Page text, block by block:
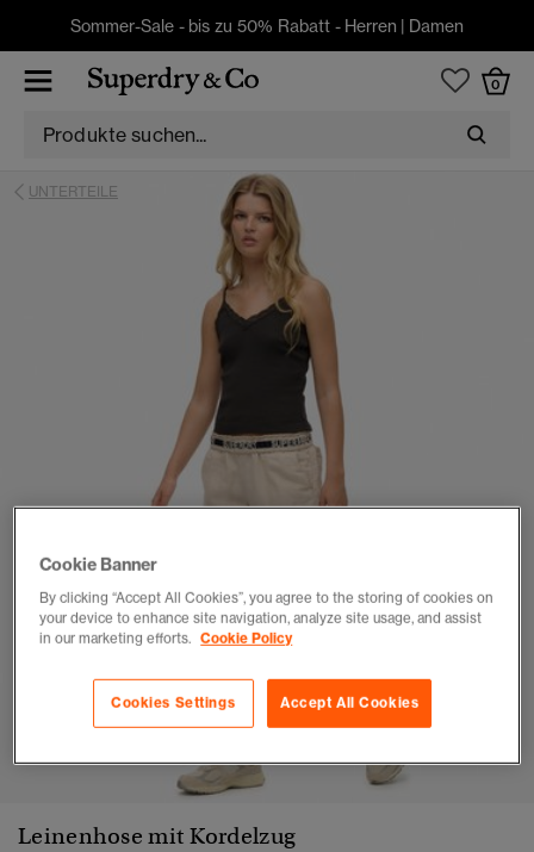
Sommer-Sale - bis zu 50% Rabatt - Herren | Damen
0
UNTERTEILE
1 2 3 4 5
Leinenhose mit Kordelzug
Cookie Banner
By clicking “Accept All Cookies”, you agree to the storing of cookies on
your device to enhance site navigation, analyze site usage, and assist
in our marketing efforts. Cookie Policy
Accept All Cookies
Cookies Settings